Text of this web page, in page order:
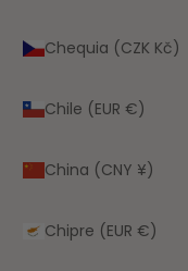
Chequia (CZK Kč)
Chile (EUR €)
China (CNY ¥)
Chipre (EUR €)